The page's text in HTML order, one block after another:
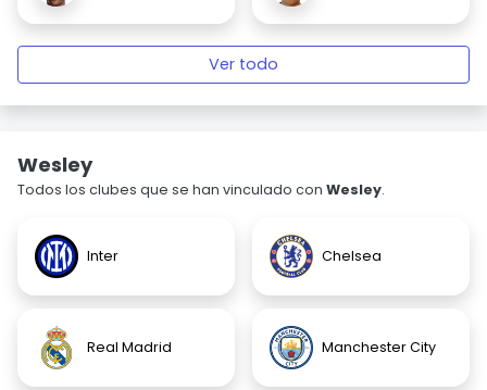
Ver todo
Wesley
Todos los clubes que se han vinculado con Wesley.
Inter Chelsea
Real Madrid Manchester City